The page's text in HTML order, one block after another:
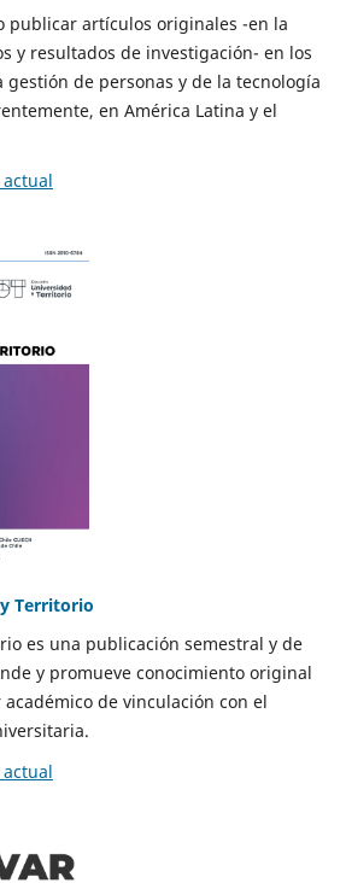
publicar artículos originales -en la
y resultados de investigación- en los
gestión de personas y de la tecnología
en América Latina y el
Territorio
es una publicación semestral y de
y promueve conocimiento original
de vinculación con el